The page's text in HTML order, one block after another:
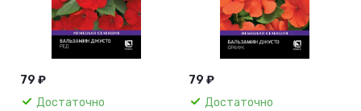
79 ₽
Достаточно
79 ₽
Достаточно